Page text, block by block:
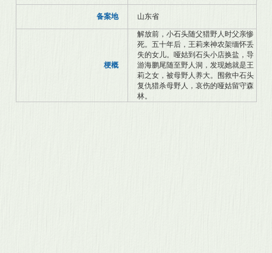
备案地 山东省
梗概
解放前，小石头随父猎野人时父亲惨
死。五十年后，王莉来神农架缅怀丢
失的女儿。哑姑到石头小店换盐，导
游海鹏尾随至野人洞，发现她就是王
莉之女，被母野人养大。围救中石头
复仇猎杀母野人，哀伤的哑姑留守森
林。